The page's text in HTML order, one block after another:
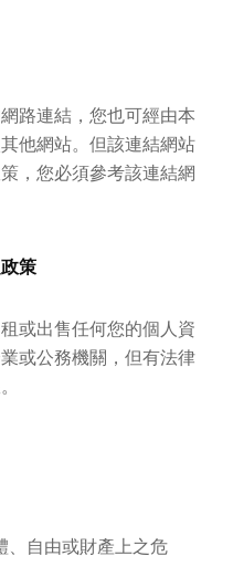
路連結，您也可經由本
他網站。但該連結網站
，您必須參考該連結網
策
或出售任何您的個人資
或公務機關，但有法律
、自由或財產上之危